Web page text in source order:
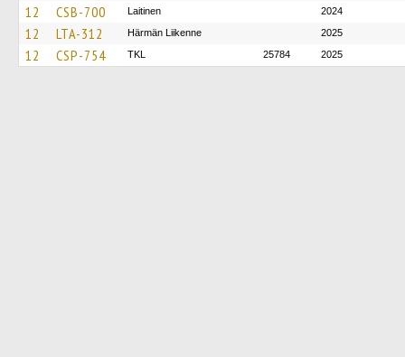
12 CSB-700 Laitinen 2024
12 LTA-312 Härmän Liikenne 2025
12 CSP-754 TKL 25784 2025